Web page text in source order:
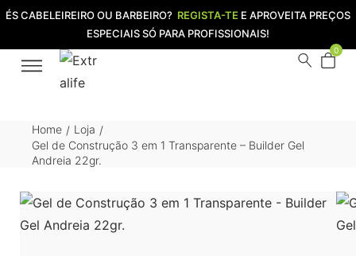
ÉS CABELEIREIRO OU BARBEIRO? REGISTA-TE E APROVEITA PREÇOS
ESPECIAIS SÓ PARA PROFISSIONAIS!
0
Home / Loja /
Gel de Construção 3 em 1 Transparente – Builder Gel
Andreia 22gr.